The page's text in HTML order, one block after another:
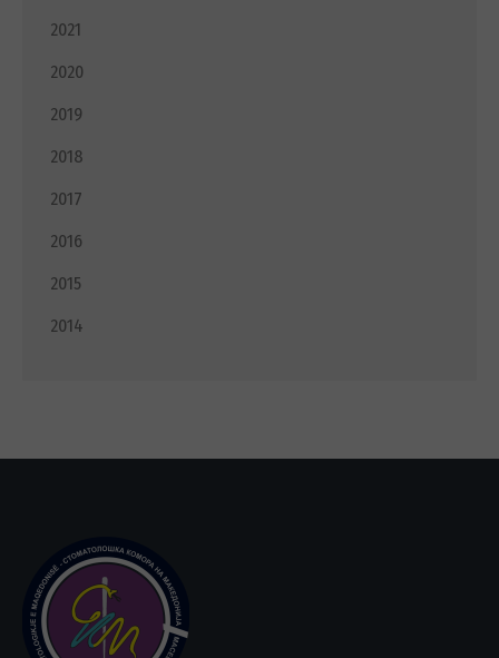
2021
2020
2019
2018
2017
2016
2015
2014